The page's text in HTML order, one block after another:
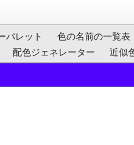
パレット 色の名前の一覧表
配色ジェネレーター
近似